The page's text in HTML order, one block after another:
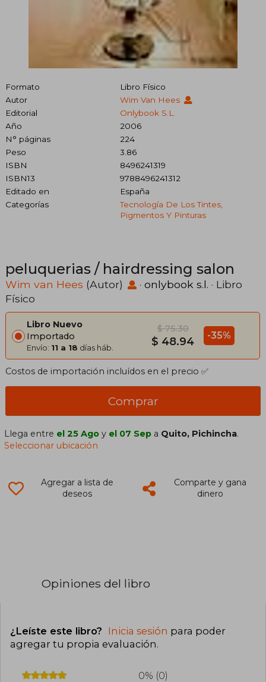
Formato
Libro Físico
Autor
Wim Van Hees
Editorial
Onlybook S.l.
Año
2006
N° páginas
224
Peso
3.86
ISBN
8496241319
ISBN13
9788496241312
Editado en
España
Categorías
Tecnología De Los Tintes,
Pigmentos Y Pinturas
peluquerias / hairdressing salon
Wim van Hees (Autor) · onlybook s.l. · Libro
Físico
Libro Nuevo
Importado
Envío: 11 a 18 días háb.
$ 75.30
$ 48.94 -35%
Costos de importación incluídos en el precio ✅
Comprar
Llega entre el 25 Ago y el 07 Sep a Quito, Pichincha.
Seleccionar ubicación
Agregar a lista de
deseos
Comparte y gana
dinero
Opiniones del libro
¿Leíste este libro? Inicia sesión para poder
agregar tu propia evaluación.
0% (0)